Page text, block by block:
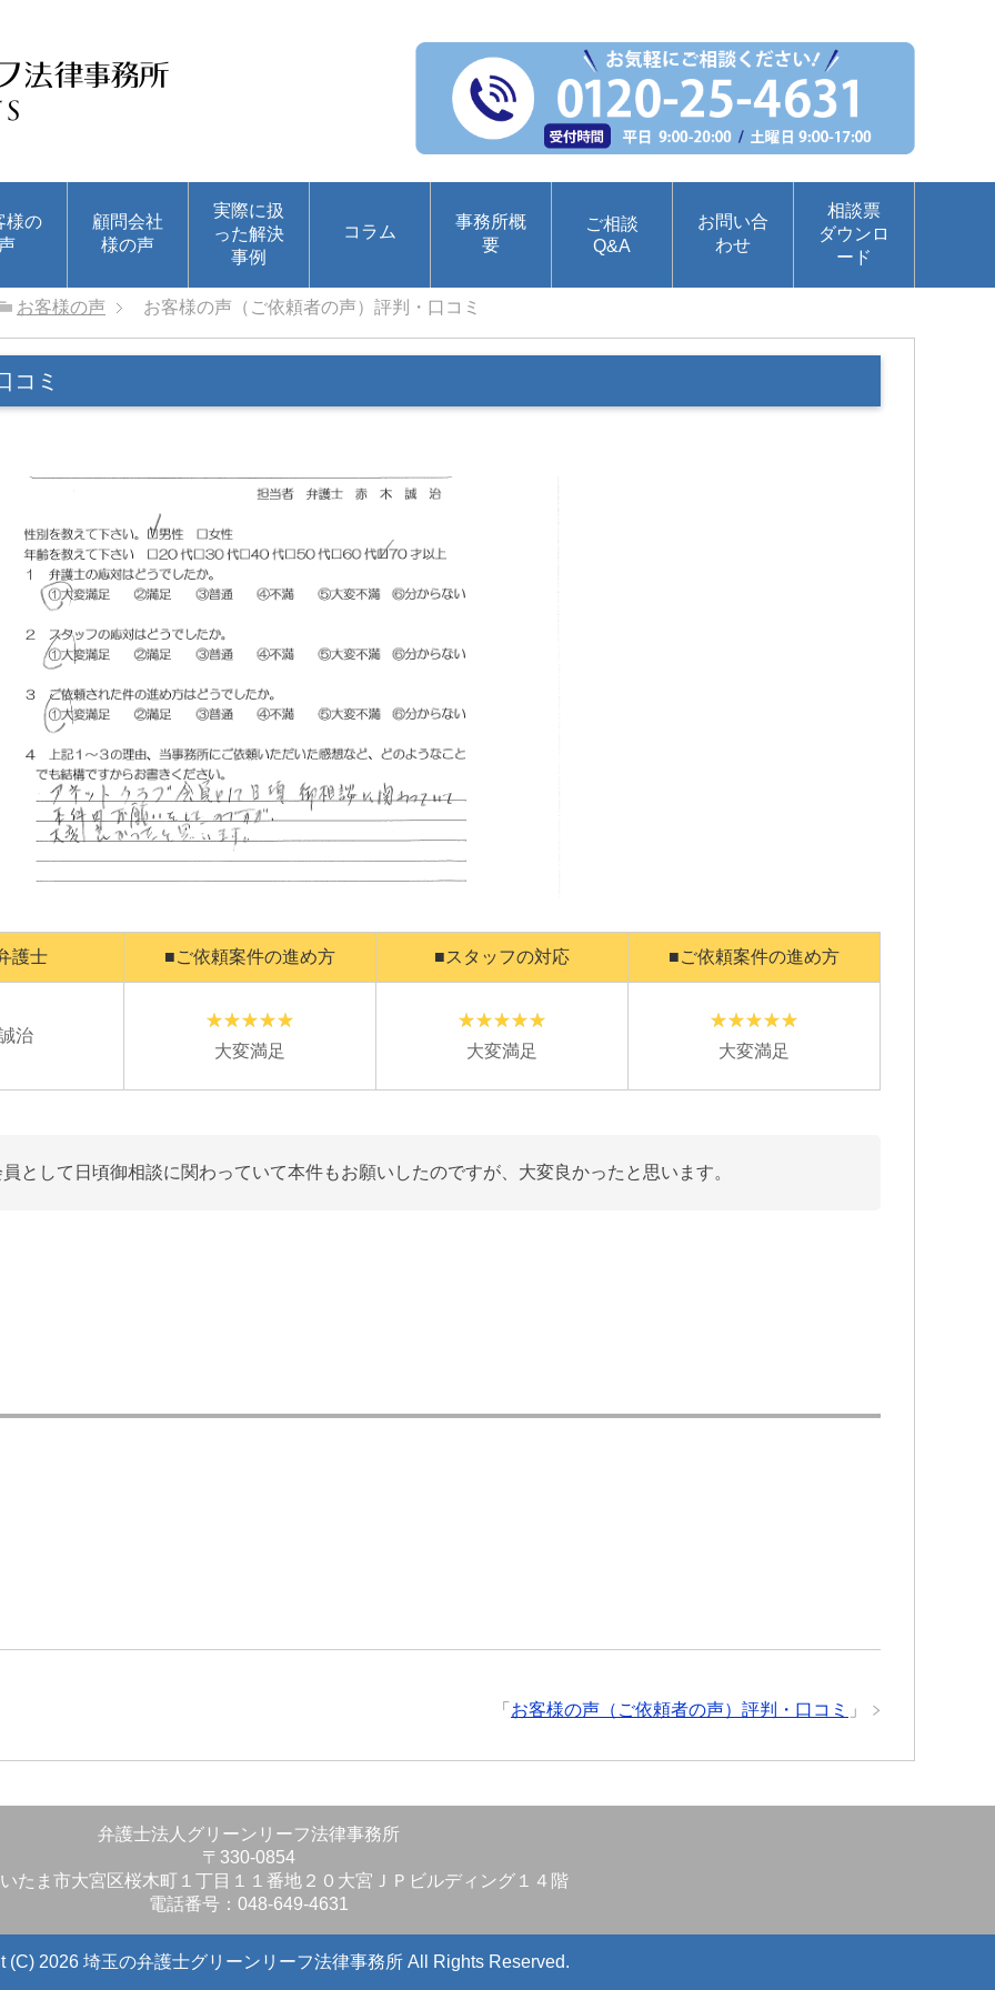
様の
顧問会社
様の声
実際に扱
った解決
事例
コラム
事務所概
要
ご相談
Q&A
お問い合
わせ
相談票
ダウンロ
ード
お客様の声 お客様の声（ご依頼者の声）評判・口コミ
コミ
護士 ■ご依頼案件の進め方 ■スタッフの対応 ■ご依頼案件の進め方
治
大変満足
大変満足 大変満足
として日頃御相談に関わっていて本件もお願いしたのですが、大変良かったと思います。
「 お客様の声（ご依頼者の声）評判・口コミ 」
弁護士法人グリーンリーフ法律事務所
〒330-0854
たま市大宮区桜木町１丁目１１番地２０大宮ＪＰビルディング１４階
電話番号：048-649-4631
(C) 2026 埼玉の弁護士グリーンリーフ法律事務所 All Rights Reserved.